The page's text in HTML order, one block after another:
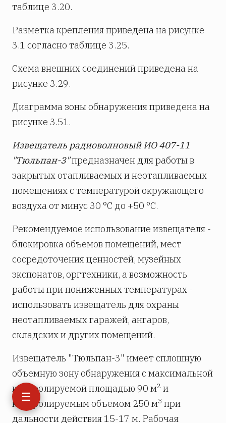
☰
таблице 3.20.
Разметка крепления приведена на рисунке
3.1 согласно таблице 3.25.
Схема внешних соединений приведена на
рисунке 3.29.
Диаграмма зоны обнаружения приведена на
рисунке 3.51.
Извещатель радиоволновый ИО 407-11
"Тюльпан-3"предназначен для работы в
закрытых отапливаемых и неотапливаемых
помещениях с температурой окружающего
воздуха от минус 30 °С до +50 °С.
Рекомендуемое использование извещателя -
блокировка объемов помещений, мест
сосредоточения ценностей, музейных
экспонатов, оргтехники, а возможность
работы при пониженных температурах -
использовать извещатель для охраны
неотапливаемых гаражей, ангаров,
складских и других помещений.
Извещатель "Тюльпан-3" имеет сплошную
объемную зону обнаружения с максимальной
контролируемой площадью 90 м2 и
контролируемым объемом 250 м3 при
дальности действия 15-17 м. Рабочая